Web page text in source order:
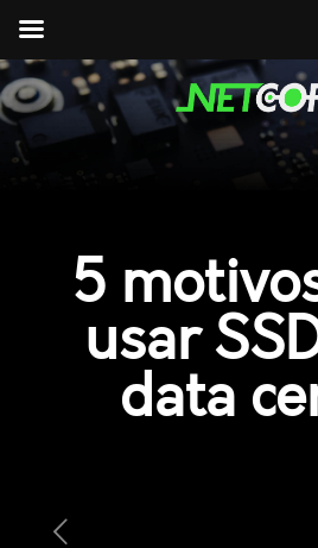
5
usar
data